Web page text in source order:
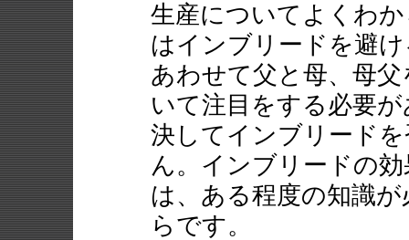
生産についてよくわ
はインブリードを避
あわせて父と母、母
いて注目をする必要
決してインブリード
ん。インブリードの
は、ある程度の知識
らです。